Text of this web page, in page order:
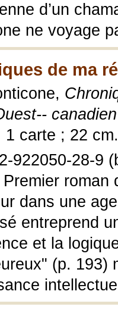
d’un
ne voyage
de ma
canadien
1 carte ; 22 cm.
922050-28-9
roman
dans une
entreprend
et la
(p. 193)